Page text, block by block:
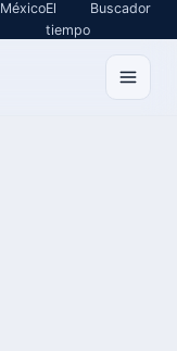
MéxicoEl
tiempo
Buscador